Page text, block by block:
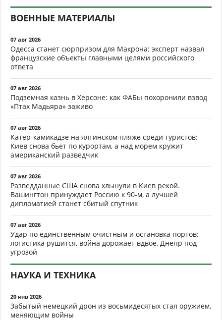
ВОЕННЫЕ МАТЕРИАЛЫ
07 авг 2026
Одесса станет сюрпризом для Макрона: эксперт назвал
французские объекты главными целями российского
ответа
07 авг 2026
Подземная казнь в Херсоне: как ФАБы похоронили взвод
«Птах Мадьяра» заживо
07 авг 2026
Катер-камикадзе на ялтинском пляже среди туристов:
Киев снова бьёт по курортам, а над морем кружит
американский разведчик
07 авг 2026
Разведданные США снова хлынули в Киев рекой.
Вашингтон принуждает Россию к 90-м, а лучшей
дипломатией станет сбитый спутник
07 авг 2026
Удар по единственным очистным и остановка портов:
логистика рушится, война дорожает вдвое, Днепр под
угрозой
НАУКА И ТЕХНИКА
20 янв 2026
Забытый немецкий дрон из восьмидесятых стал оружием,
меняющим войны